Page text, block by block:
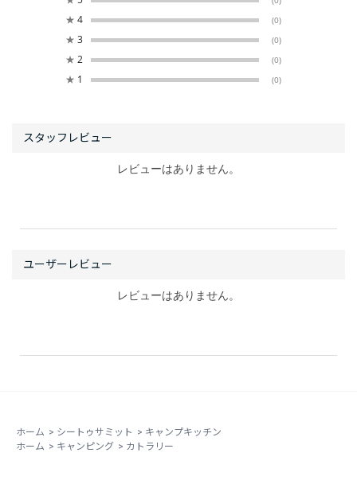
★ 4 (0)
★ 3 (0)
★ 2 (0)
★ 1 (0)
レビューはありません。
レビューはありません。
ホーム > シートゥサミット > キャンプキッチン
ホーム > キャンピング > カトラリー